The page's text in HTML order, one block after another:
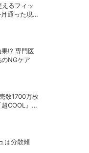
るフィッ
通った現在
!? 専門医
NGケア
数1700万枚
COOL』シ
は分散傾